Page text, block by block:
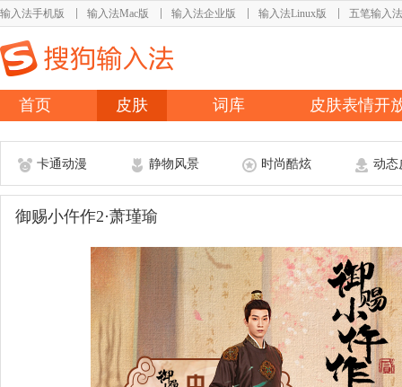
输入法手机版 输入法Mac版 输入法企业版 输入法Linux版 五笔输入法
首页 皮肤 词库 皮肤表情开
卡通动漫 静物风景 时尚酷炫 动态
御赐小仵作2·萧瑾瑜